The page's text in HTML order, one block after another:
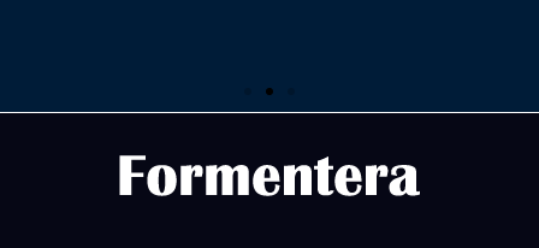
Alquiler de motos y
bicicletas | 17%